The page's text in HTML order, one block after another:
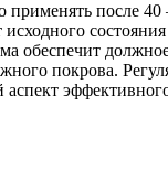
применять после
обеспечит
покрова.